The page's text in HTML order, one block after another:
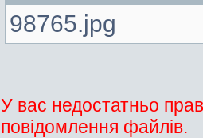
98765.jpg
У вас недостатньо
повідомлення файлів.